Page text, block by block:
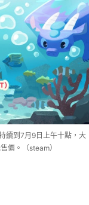
續到7月9日上午十點，大
價。（steam）